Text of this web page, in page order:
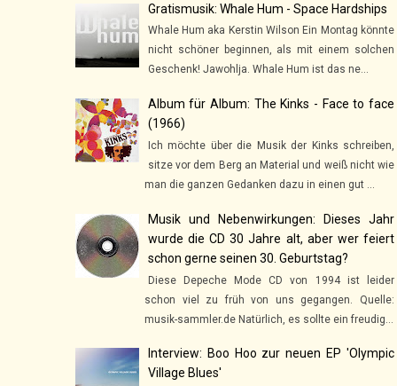
Gratismusik: Whale Hum - Space Hardships
Whale Hum aka Kerstin Wilson Ein Montag könnte
nicht schöner beginnen, als mit einem solchen
Geschenk! Jawohlja. Whale Hum ist das ne...
Album für Album: The Kinks - Face to face
(1966)
Ich möchte über die Musik der Kinks schreiben,
sitze vor dem Berg an Material und weiß nicht wie
man die ganzen Gedanken dazu in einen gut ...
Musik und Nebenwirkungen: Dieses Jahr
wurde die CD 30 Jahre alt, aber wer feiert
schon gerne seinen 30. Geburtstag?
Diese Depeche Mode CD von 1994 ist leider
schon viel zu früh von uns gegangen. Quelle:
musik-sammler.de Natürlich, es sollte ein freudig...
Interview: Boo Hoo zur neuen EP 'Olympic
Village Blues'